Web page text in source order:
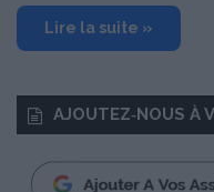
Lire la suite »
AJOUTEZ‑NOUS À